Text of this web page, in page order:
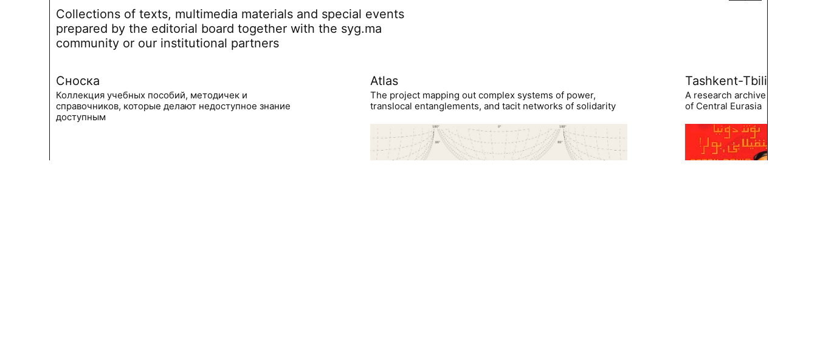
Collections of texts, multimedia materials and special events
prepared by the editorial board together with the syg.ma
community or our institutional partners
Сноска
Коллекция учебных пособий, методичек и
справочников, которые делают недоступное знание
доступным
Atlas
The project mapping out complex systems of power,
translocal entanglements, and tacit networks of solidarity
Tashkent-Tbilisi
A research archive of the
of Central Eurasia